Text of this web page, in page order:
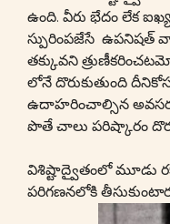
ఉంది. వీరు భేదం లేక
స్పురింపజేసే ఉపనిషత్
తక్కువని
లోనే దొరుకుతుంది
ఉదాహరించాల్సిన
పొతే చాలు పరిష్కారం
విశిష్టాద్వైతంలో మూడు
పరిగణనలోకి